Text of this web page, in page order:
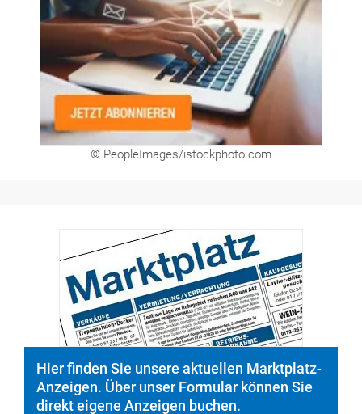
© PeopleImages/istockphoto.com
Hier finden Sie unsere aktuellen Marktplatz-
Anzeigen. Über unser Formular können Sie
direkt eigene Anzeigen buchen.